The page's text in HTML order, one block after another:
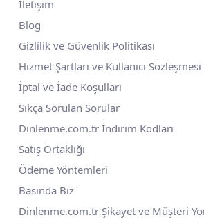
İletişim
Blog
Gizlilik ve Güvenlik Politikası
Hizmet Şartları ve Kullanıcı Sözleşmesi
İptal ve İade Koşulları
Sıkça Sorulan Sorular
Dinlenme.com.tr İndirim Kodları
Satış Ortaklığı
Ödeme Yöntemleri
Basında Biz
Dinlenme.com.tr Şikayet ve Müşteri